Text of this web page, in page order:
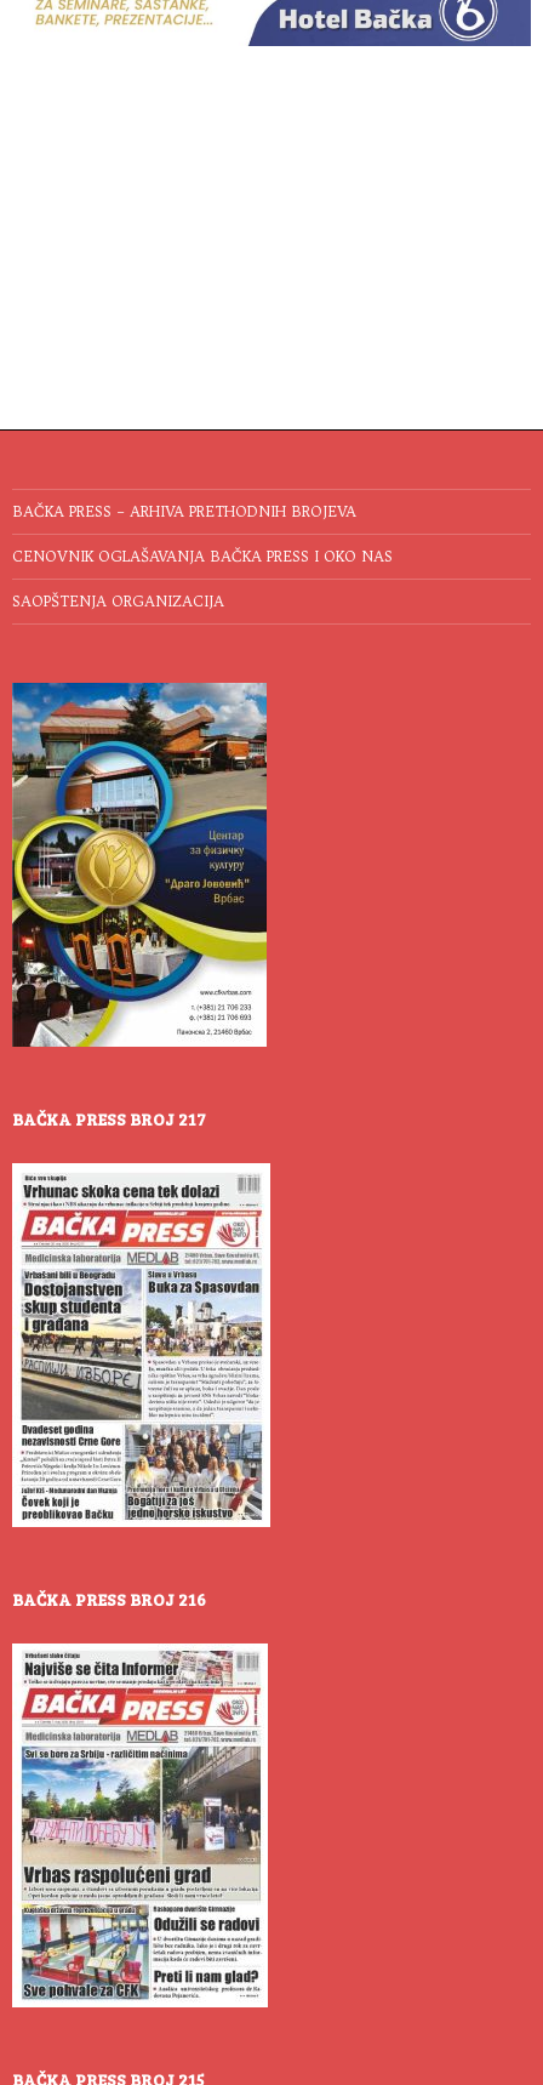
BAČKA PRESS – ARHIVA PRETHODNIH BROJEVA
CENOVNIK OGLAŠAVANJA BAČKA PRESS I OKO NAS
SAOPŠTENJA ORGANIZACIJA
BAČKA PRESS BROJ 217
BAČKA PRESS BROJ 216
BAČKA PRESS BROJ 215